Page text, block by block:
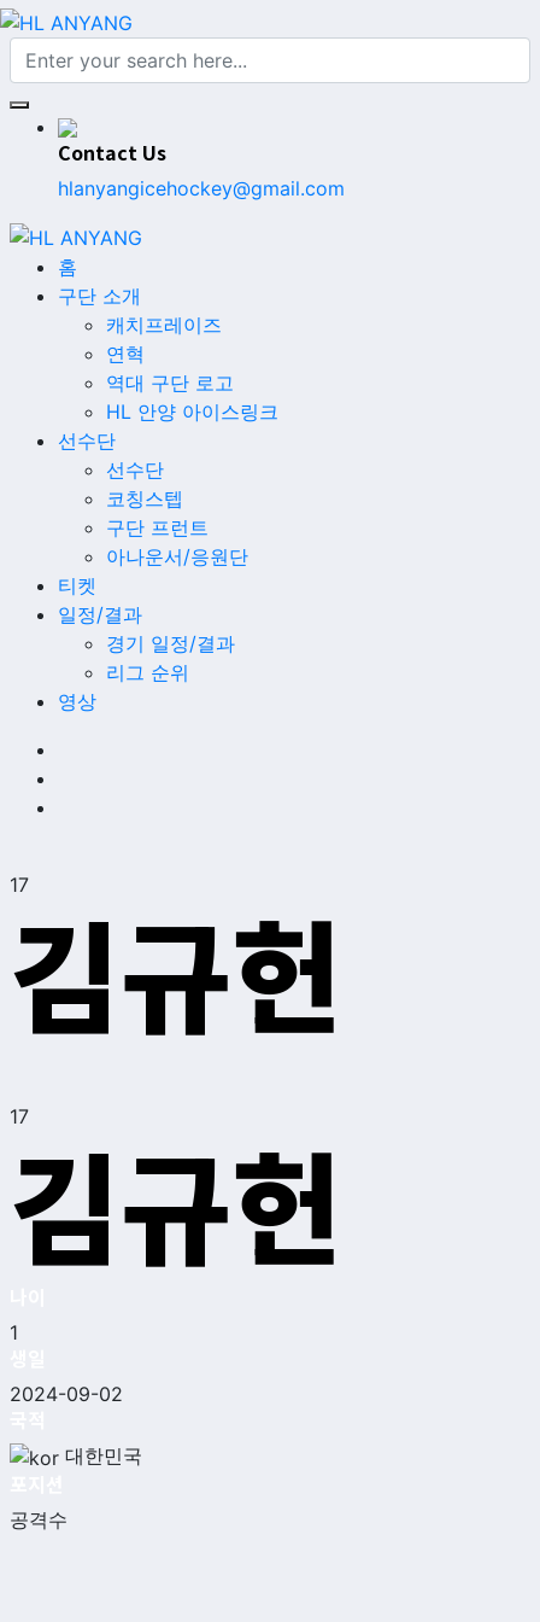
Contact Us
hlanyangicehockey@gmail.com
홈
구단 소개
캐치프레이즈
연혁
역대 구단 로고
HL 안양 아이스링크
선수단
선수단
코칭스텝
구단 프런트
아나운서/응원단
티켓
일정/결과
경기 일정/결과
리그 순위
영상
17
김규헌
17
김규헌
1
2024-09-02
대한민국
공격수